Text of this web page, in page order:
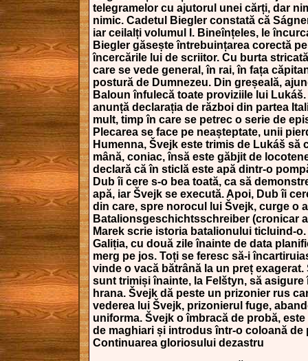
telegramelor cu ajutorul unei cărți, dar
nimic. Cadetul Biegler constată că
iar ceilalți volumul I. Bineînțeles, le
Biegler găsește întrebuințarea corectă
încercările lui de scriitor. Cu burta
care se vede general, în rai, în fața
postură de Dumnezeu. Din greșeală,
Baloun înfulecă toate proviziile lui
anunță declarația de război din partea
mult, timp în care se petrec o serie de
Plecarea se face pe neașteptate, unii
Humenna, Švejk este trimis de Lukáš să
mână, coniac, însă este găbjit de
declară că în sticlă este apă dintr-o
Dub îi cere s-o bea toată, ca să
apă, iar Švejk se execută. Apoi, Dub îi
din care, spre norocul lui Švejk, curge o
Batalionsgeschichtsschreiber (cronicar
Marek scrie istoria batalionului ticluind-
Galiția, cu două zile înainte de data
merg pe jos. Toți se feresc să-i
vinde o vacă bătrână la un preț exagerat.
sunt trimiși înainte, la Felštyn, să
hrana. Švejk dă peste un prizonier rus
vederea lui Švejk, prizonierul fuge,
uniforma. Švejk o îmbracă de probă,
de maghiari și introdus într-o coloană de
Continuarea gloriosului dezastru